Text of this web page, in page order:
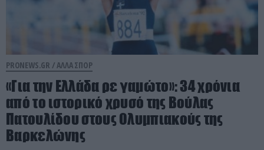
PRONEWS.GR / ΑΛΛΑ ΣΠΟΡ
«Για την Ελλάδα ρε γαμώτο»: 34 χρόνια
από το ιστορικό χρυσό της Βούλας
Πατουλίδου στους Ολυμπιακούς της
Βαρκελώνης